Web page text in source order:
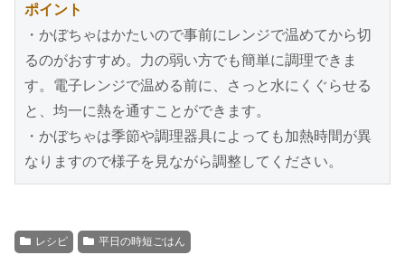
ポイント
・かぼちゃはかたいので事前にレンジで温めてから切
るのがおすすめ。力の弱い方でも簡単に調理できま
す。電子レンジで温める前に、さっと水にくぐらせる
と、均一に熱を通すことができます。
・かぼちゃは季節や調理器具によっても加熱時間が異
なりますので様子を見ながら調整してください。
レシピ 平日の時短ごはん